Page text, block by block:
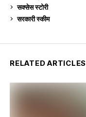
सक्सेस स्टो‍री
सरकारी स्की‍म
RELATED ARTICLES